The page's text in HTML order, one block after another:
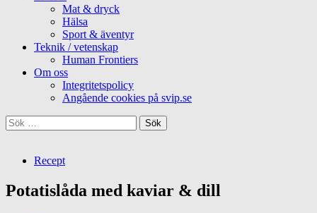
Mat & dryck
Hälsa
Sport & äventyr
Teknik / vetenskap
Human Frontiers
Om oss
Integritetspolicy
Angående cookies på svip.se
Sök
efter:
Recept
Potatislåda med kaviar & dill